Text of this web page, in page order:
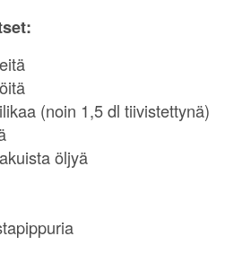
(noin 1,5 dl tiivistettynä)
öljyä